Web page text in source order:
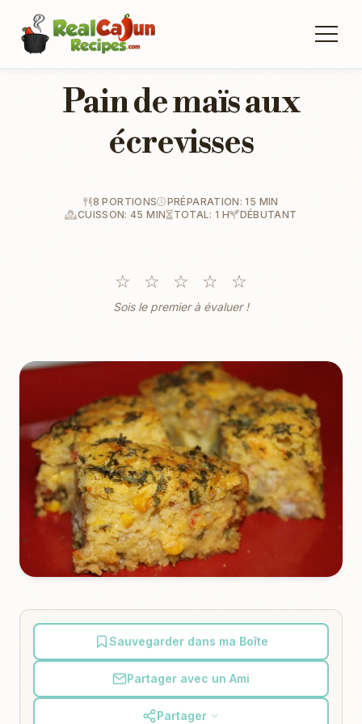
Pain de maïs aux
écrevisses
8 PORTIONS
PRÉPARATION: 15 MIN
CUISSON: 45 MIN
TOTAL: 1 H DÉBUTANT
☆ ☆ ☆ ☆ ☆
Sois le premier à évaluer !
Sauvegarder dans ma Boîte
Partager avec un Ami
Partager